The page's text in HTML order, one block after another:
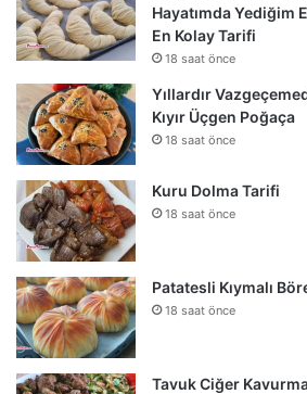
Hayatımda Yediğim
En Kolay Tarifi
18 saat önce
Yıllardır
Kıyır Üçgen Poğaça
18 saat önce
Kuru Dolma Tarifi
18 saat önce
Patatesli Kıymalı
18 saat önce
Tavuk Ciğer